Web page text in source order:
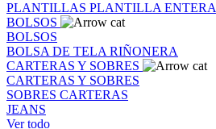
PLANTILLAS PLANTILLA ENTERA
BOLSOS
BOLSOS
BOLSA DE TELA RIÑONERA
CARTERAS Y SOBRES
CARTERAS Y SOBRES
SOBRES CARTERAS
JEANS
Ver todo